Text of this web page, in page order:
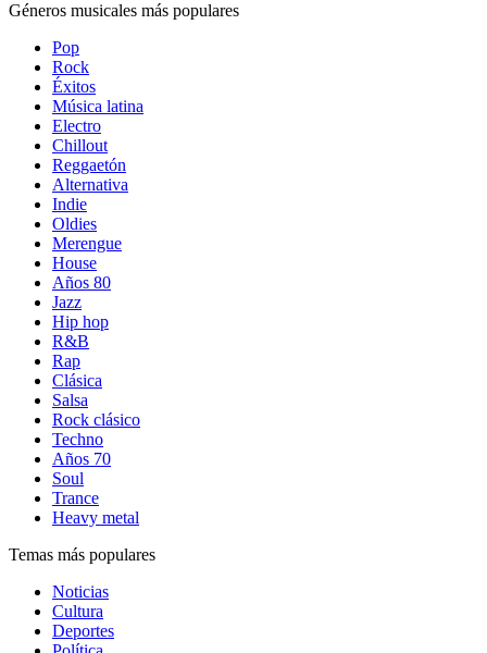
Géneros musicales más populares
Pop
Rock
Éxitos
Música latina
Electro
Chillout
Reggaetón
Alternativa
Indie
Oldies
Merengue
House
Años 80
Jazz
Hip hop
R&B
Rap
Clásica
Salsa
Rock clásico
Techno
Años 70
Soul
Trance
Heavy metal
Temas más populares
Noticias
Cultura
Deportes